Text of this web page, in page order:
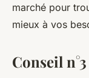
marché pour
mieux à vos
Conseil